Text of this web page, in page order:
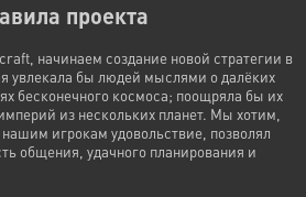
проекта
начинаем создание новой стратегии в
увлекала бы людей мыслями о далёких
бесконечного космоса; поощряла бы их
из нескольких планет. Мы хотим,
игрокам удовольствие, позволял
общения, удачного планирования и